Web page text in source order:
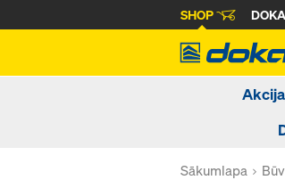
SHOP
Sākumlapa